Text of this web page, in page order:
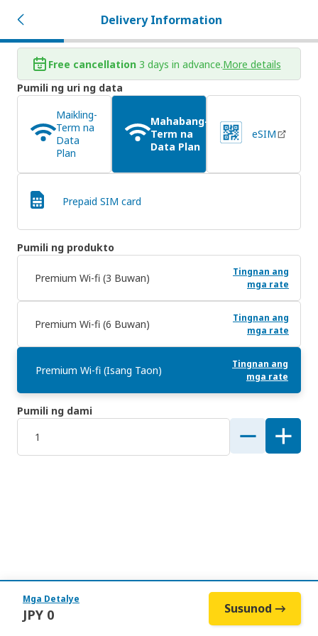
Delivery Information
Free cancellation 3 days in advance.More details
Pumili ng uri ng data
Maikling-
Term na
Data
Plan
Mahabang-
Term na
Data Plan
eSIM
Prepaid SIM card
Pumili ng produkto
Premium Wi-fi (3 Buwan)
Tingnan ang
mga rate
Premium Wi-fi (6 Buwan)
Tingnan ang
mga rate
Premium Wi-fi (Isang Taon)
Tingnan ang
mga rate
Pumili ng dami
Mga Detalye
JPY 0 Susunod →